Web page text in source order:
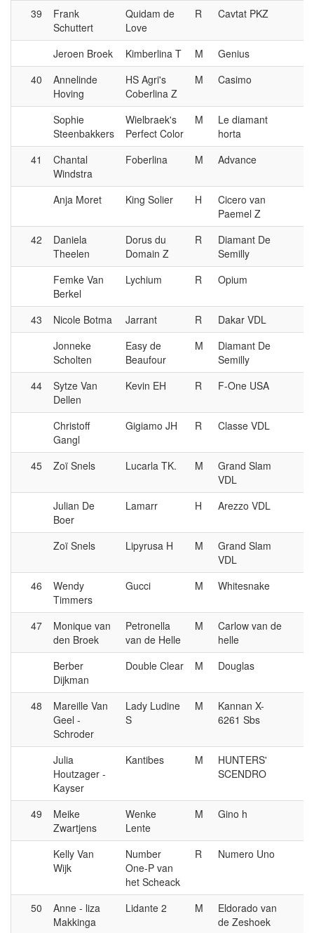
39
Frank
Schuttert
Quidam de
Love
R Cavtat PKZ
Jeroen Broek Kimberlina T M
Genius
40
Annelinde
Hoving
HS Agri's
Coberlina Z
M Casimo
Sophie
Steenbakkers
Wielbraek's
Perfect Color
M
Le diamant
horta
41
Chantal
Windstra
Foberlina M Advance
Anja Moret King Solier H
Cicero van
Paemel Z
42
Daniela
Theelen
Dorus du
Domain Z
R
Diamant De
Semilly
Femke Van
Berkel
Lychium R Opium
43 Nicole Botma Jarrant R
Dakar VDL
Jonneke
Scholten
Easy de
Beaufour
M
Diamant De
Semilly
44
Sytze Van
Dellen
Kevin EH R F-One USA
Christoff
Gangl
Gigiamo JH R Classe VDL
45 Zoï Snels Lucarla TK. M
Grand Slam
VDL
Julian De
Boer
Lamarr H Arezzo VDL
Zoï Snels Lipyrusa H M
Grand Slam
VDL
46
Wendy
Timmers
Gucci M Whitesnake
47
Monique van
den Broek
Petronella
van de Helle
M
Carlow van de
helle
Berber
Dijkman
Double Clear M Douglas
48
Mareille Van
Geel -
Schroder
Lady Ludine
S
M
Kannan X-
6261 Sbs
Julia
Houtzager -
Kayser
Kantibes M
HUNTERS'
SCENDRO
49
Meike
Zwartjens
Wenke
Lente
M Gino h
Kelly Van
Wijk
Number
One-P van
het Scheack
R Numero Uno
50
Anne - liza
Makkinga
Lidante 2 M
Eldorado van
de Zeshoek